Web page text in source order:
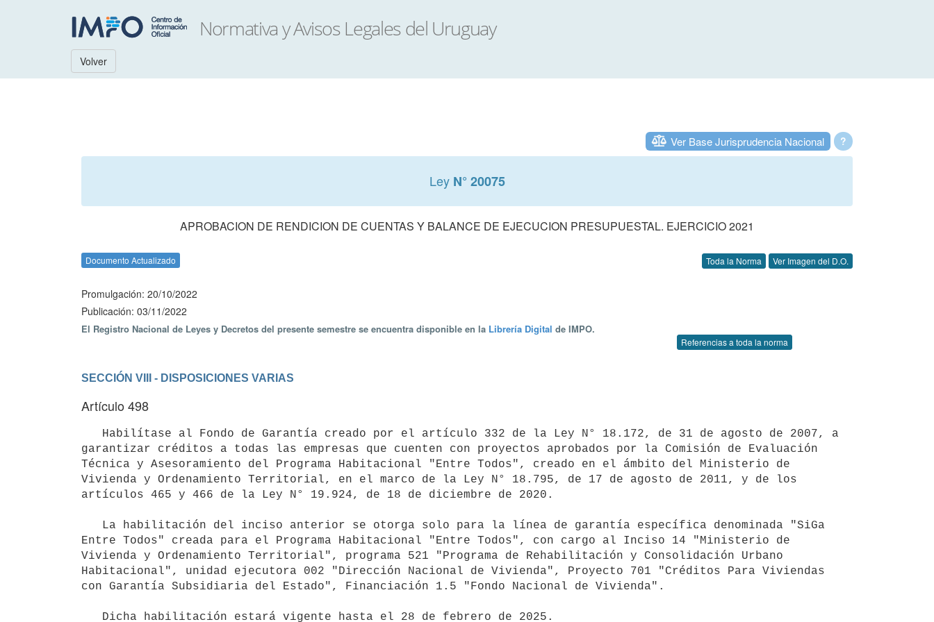
Volver
?
Ver Base Jurisprudencia Nacional
Ley N° 20075
APROBACION DE RENDICION DE CUENTAS Y BALANCE DE EJECUCION PRESUPUESTAL. EJERCICIO 2021
Documento Actualizado Toda la Norma Ver Imagen del D.O.
Promulgación: 20/10/2022
Publicación: 03/11/2022
El Registro Nacional de Leyes y Decretos del presente semestre se encuentra disponible en la Librería Digital de IMPO.
Referencias a toda la norma
SECCIÓN VIII - DISPOSICIONES VARIAS
Artículo 498
garantizar créditos a todas las empresas que cuenten con proyectos aprobados por la Comisión de Evaluación
Técnica y Asesoramiento del Programa Habitacional "Entre Todos", creado en el ámbito del Ministerio de
Vivienda y Ordenamiento Territorial, en el marco de la Ley N° 18.795, de 17 de agosto de 2011, y de los
artículos 465 y 466 de la Ley N° 19.924, de 18 de diciembre de 2020.
Entre Todos" creada para el Programa Habitacional "Entre Todos", con cargo al Inciso 14 "Ministerio de
Vivienda y Ordenamiento Territorial", programa 521 "Programa de Rehabilitación y Consolidación Urbano
Habitacional", unidad ejecutora 002 "Dirección Nacional de Vivienda", Proyecto 701 "Créditos Para Viviendas
con Garantía Subsidiaria del Estado", Financiación 1.5 "Fondo Nacional de Vivienda".